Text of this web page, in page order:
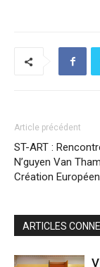
Article précédent
ST-ART :
N’guyen Van
Création
ARTICLES